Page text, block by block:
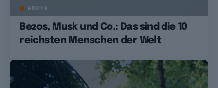
ARCHIV
Bezos, Musk und Co.: Das sind die 10
reichsten Menschen der Welt